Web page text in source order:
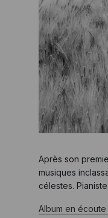
Après son
musiques
célestes.
Album en écoute